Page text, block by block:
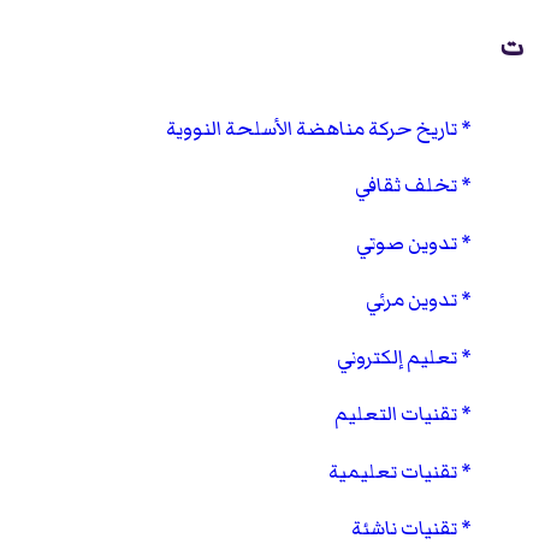
ت
تاريخ حركة مناهضة الأسلحة النووية
تخلف ثقافي
تدوين صوتي
تدوين مرئي
تعليم إلكتروني
تقنيات التعليم
تقنيات تعليمية
تقنيات ناشئة